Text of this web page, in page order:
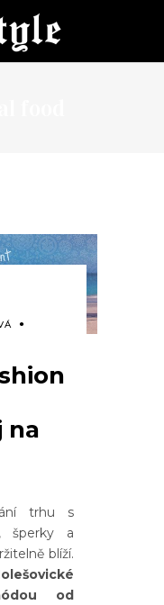
na
trhu s
šperky a
blíží.
od